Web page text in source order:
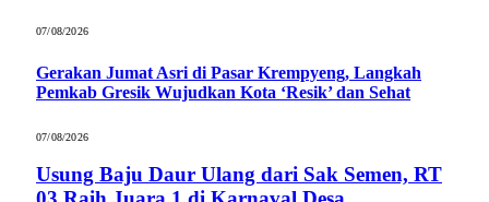
07/08/2026
Gerakan Jumat Asri di Pasar Krempyeng, Langkah
Pemkab Gresik Wujudkan Kota ‘Resik’ dan Sehat
07/08/2026
Usung Baju Daur Ulang dari Sak Semen, RT